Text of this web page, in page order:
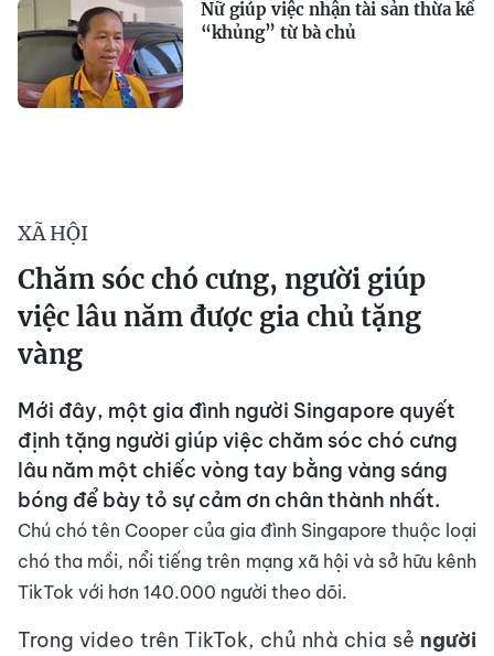
Nữ giúp việc nhận tài sản thừa kế
“khủng” từ bà chủ
XÃ HỘI
Chăm sóc chó cưng, người giúp
việc lâu năm được gia chủ tặng
vàng
Mới đây, một gia đình người Singapore quyết
định tặng người giúp việc chăm sóc chó cưng
lâu năm một chiếc vòng tay bằng vàng sáng
bóng để bày tỏ sự cảm ơn chân thành nhất.
Chú chó tên Cooper của gia đình Singapore thuộc loại
chó tha mồi, nổi tiếng trên mạng xã hội và sở hữu kênh
TikTok với hơn 140.000 người theo dõi.
Trong video trên TikTok, chủ nhà chia sẻ người